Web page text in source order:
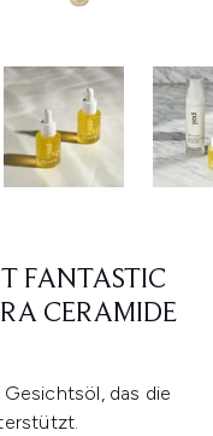
FANTASTIC
CERAMIDE
das die